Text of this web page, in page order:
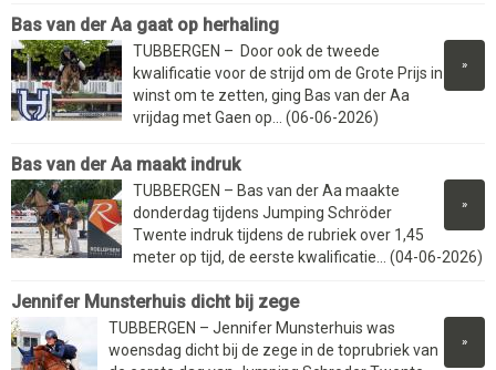
Bas van der Aa gaat op herhaling
»
TUBBERGEN – Door ook de tweede
kwalificatie voor de strijd om de Grote Prijs in
winst om te zetten, ging Bas van der Aa
vrijdag met Gaen op... (06-06-2026)
Bas van der Aa maakt indruk
»
TUBBERGEN – Bas van der Aa maakte
donderdag tijdens Jumping Schröder
Twente indruk tijdens de rubriek over 1,45
meter op tijd, de eerste kwalificatie... (04-06-2026)
Jennifer Munsterhuis dicht bij zege
»
TUBBERGEN – Jennifer Munsterhuis was
woensdag dicht bij de zege in de toprubriek van